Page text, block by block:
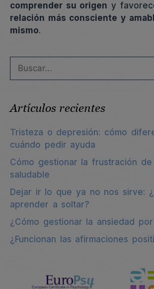
comprender su origen y
relación más consciente y
mismo.
Artículos recientes
Tristeza o depresión: cómo
cuándo pedir ayuda
Cómo gestionar la frustración
saludable
Dejar ir lo que ya no nos sirve:
aprender a soltar?
¿Cómo gestionar la ansiedad
¿Funcionan las afirmaciones